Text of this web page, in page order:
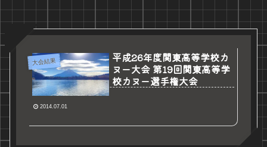
大会結果
平成26年度関東高等学校カ
ヌー大会 第19回関東高等学
校カヌー選手権大会
2014.07.01